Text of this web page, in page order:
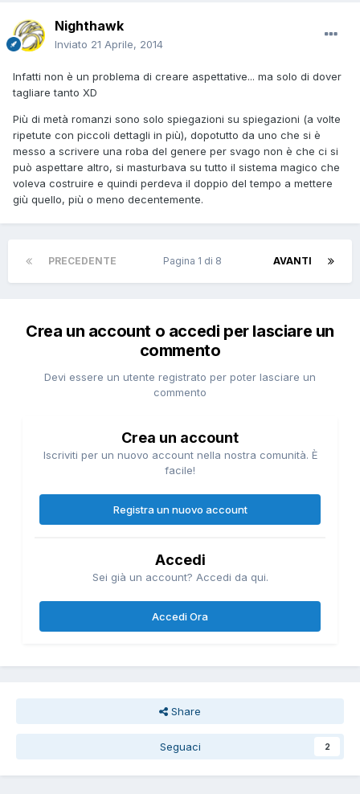
Nighthawk
Inviato 21 Aprile, 2014
Infatti non è un problema di creare aspettative... ma solo di dover
tagliare tanto XD
Più di metà romanzi sono solo spiegazioni su spiegazioni (a volte
ripetute con piccoli dettagli in più), dopotutto da uno che si è
messo a scrivere una roba del genere per svago non è che ci si
può aspettare altro, si masturbava su tutto il sistema magico che
voleva costruire e quindi perdeva il doppio del tempo a mettere
giù quello, più o meno decentemente.
PRECEDENTE AVANTI
Pagina 1 di 8
Crea un account o accedi per lasciare un
commento
Devi essere un utente registrato per poter lasciare un
commento
Crea un account
Iscriviti per un nuovo account nella nostra comunità. È
facile!
Registra un nuovo account
Accedi
Sei già un account? Accedi da qui.
Accedi Ora
Share
Seguaci 2